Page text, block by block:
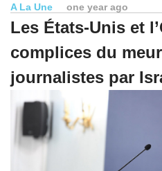
A La Une one year ago
Les États-Unis et
complices du
journalistes par